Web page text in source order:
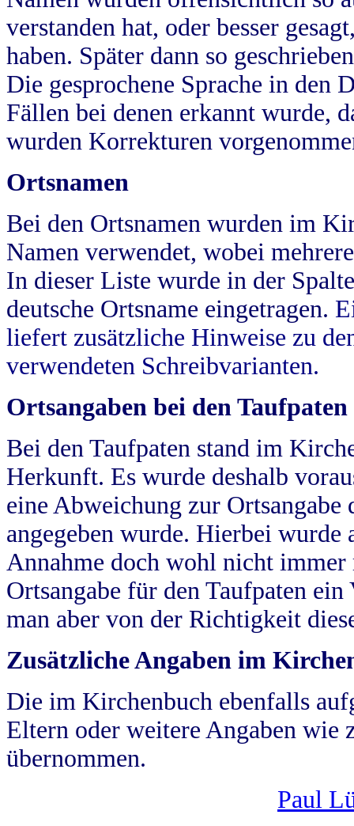
verstanden hat, oder besser
haben. Später dann so
Die gesprochene Sprache in
Fällen bei denen erkannt wurde,
wurden Korrekturen
Ortsnamen
Bei den Ortsnamen wurden im
Namen verwendet, wobei
In dieser Liste wurde in der
deutsche Ortsname eingetragen.
liefert zusätzliche Hinweise zu
verwendeten Schreibvarianten.
Ortsangaben bei den Taufpaten
Bei den Taufpaten stand im
Herkunft. Es wurde deshalb
eine Abweichung zur
angegeben wurde. Hierbei wurde
Annahme doch wohl nicht
Ortsangabe für den Taufpaten
man aber von der Richtigkeit
Zusätzliche Angaben im
Die im Kirchenbuch ebenfalls
Eltern oder weitere Angaben wie
übernommen.
Paul